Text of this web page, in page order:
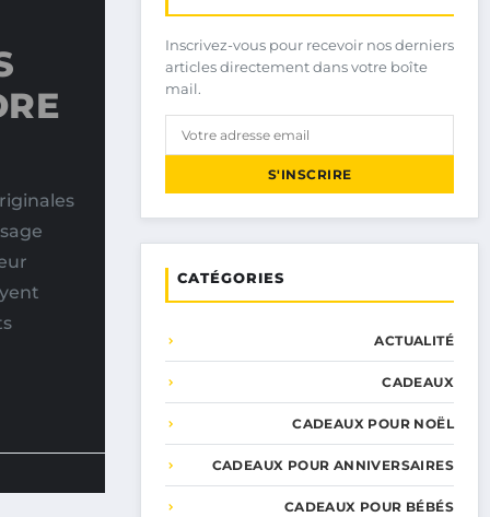
Inscrivez-vous pour recevoir nos derniers
articles directement dans votre boîte
mail.
S'INSCRIRE
CATÉGORIES
ACTUALITÉ
CADEAUX
CADEAUX POUR NOËL
CADEAUX POUR ANNIVERSAIRES
CADEAUX POUR BÉBÉS